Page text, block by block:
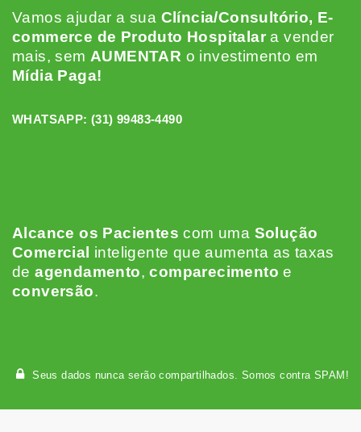
Vamos ajudar a sua Clíncia/Consultório, E-
commerce de Produto Hospitalar a vender
mais, sem AUMENTAR o investimento em
Mídia Paga!
WHATSAPP: (31) 99483-4490
Alcance os Pacientescom uma Solução
Comercial inteligente que aumenta as taxas
deagendamento,comparecimento e
conversão.
Seus dados nunca serão compartilhados. Somos contra SPAM!